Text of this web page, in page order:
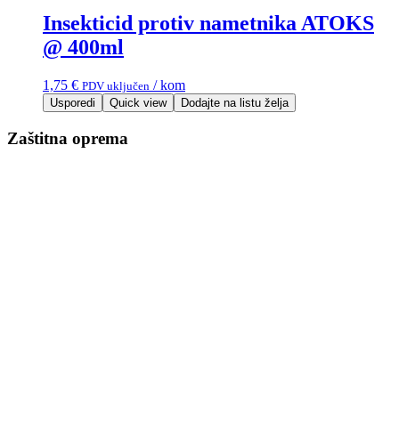
Insekticid protiv nametnika ATOKS
@ 400ml
1,75 € PDV uključen / kom
Usporedi Quick view Dodajte na listu želja
Zaštitna oprema